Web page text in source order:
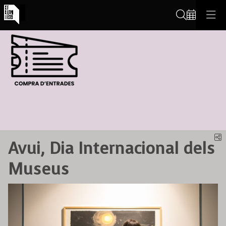
Avui, Dia Internacional dels
Museus